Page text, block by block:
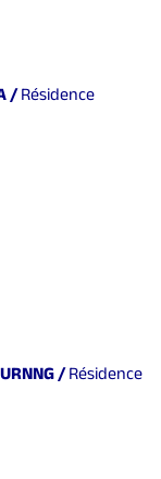
/Résidence
/Résidence